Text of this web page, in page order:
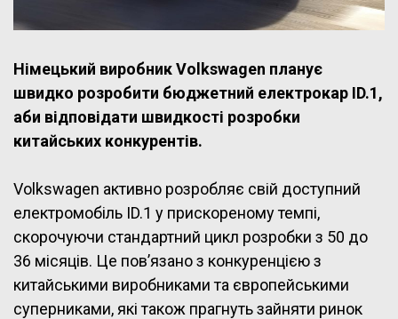
Німецький виробник Volkswagen планує
швидко розробити бюджетний електрокар ID.1,
аби відповідати швидкості розробки
китайських конкурентів.
Volkswagen активно розробляє свій доступний
електромобіль ID.1 у прискореному темпі,
скорочуючи стандартний цикл розробки з 50 до
36 місяців. Це пов’язано з конкуренцією з
китайськими виробниками та європейськими
суперниками, які також прагнуть зайняти ринок